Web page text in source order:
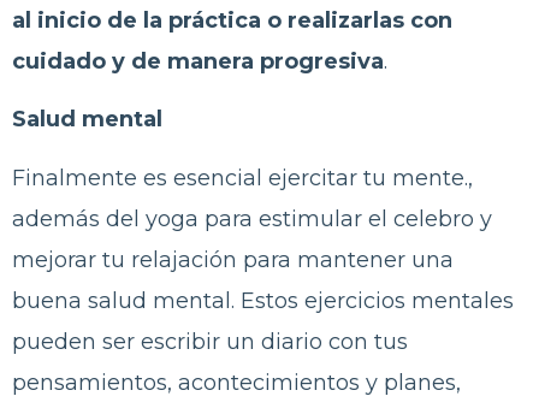
al inicio de la práctica o realizarlas con
cuidado y de manera progresiva.
Salud mental
Finalmente es esencial ejercitar tu mente.,
además del yoga para estimular el celebro y
mejorar tu relajación para mantener una
buena salud mental. Estos ejercicios mentales
pueden ser escribir un diario con tus
pensamientos, acontecimientos y planes,